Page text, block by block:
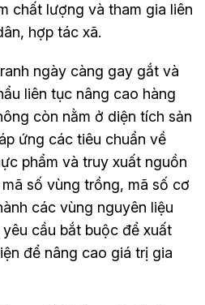
chất lượng và tham gia liên
hợp tác xã.
ngày càng gay gắt và
liên tục nâng cao hàng
còn nằm ở diện tích sản
ứng các tiêu chuẩn về
phẩm và truy xuất nguồn
số vùng trồng, mã số cơ
các vùng nguyên liệu
cầu bắt buộc để xuất
để nâng cao giá trị gia